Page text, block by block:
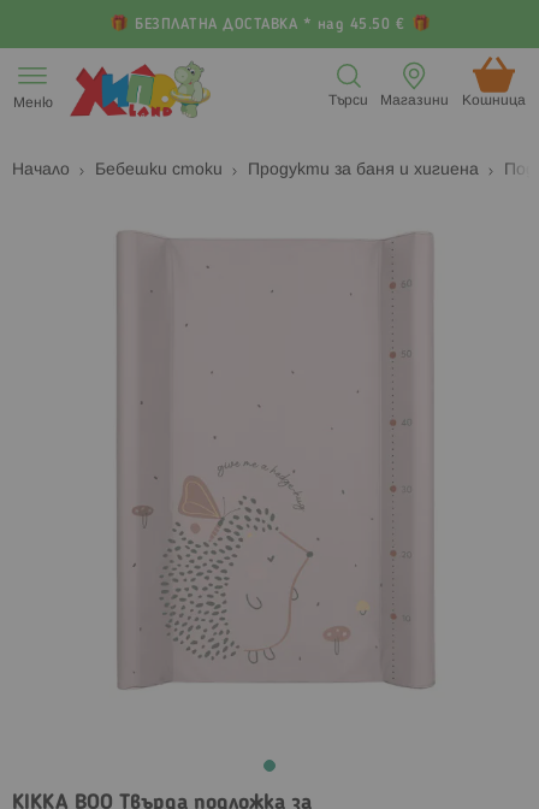
БЕЗПЛАТНА ДОСТАВКА * над 45.50 €
към
съдържанието
Меню Кошница (
Магазини
Търси
Начало Бебешки стоки Продукти за баня и хигиена
KIKKA BOO Твърда подложка за